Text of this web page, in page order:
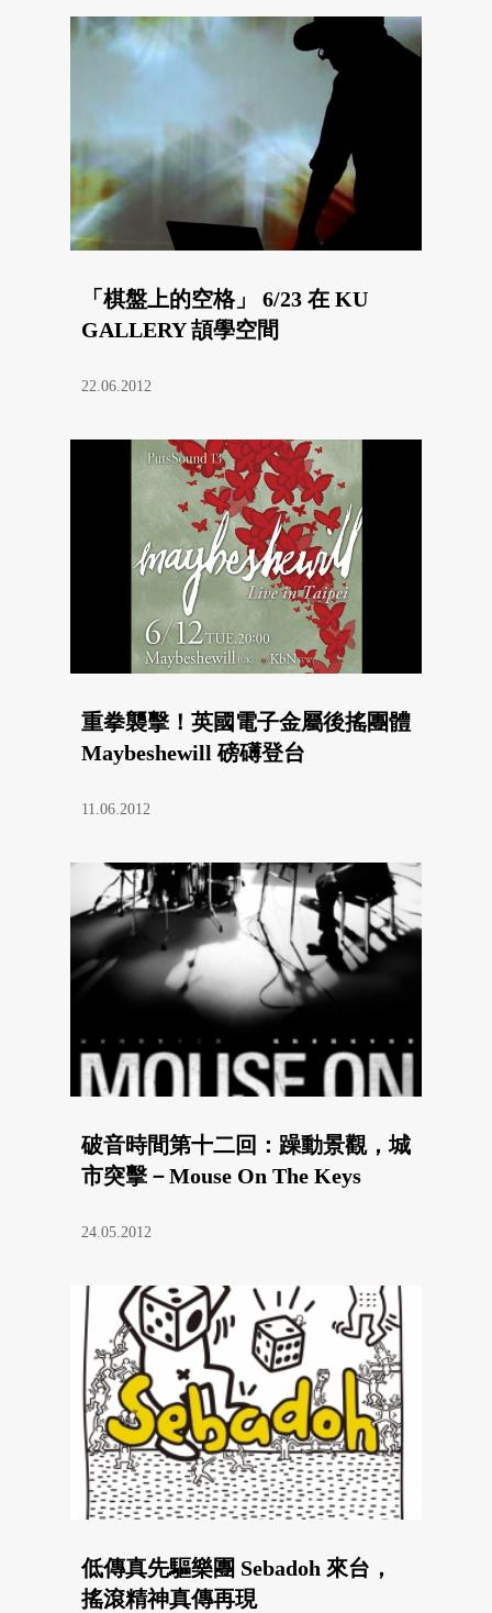
「棋盤上的空格」 6/23 在 KU
GALLERY 頡學空間
22.06.2012
重拳襲擊！英國電子金屬後搖團體
Maybeshewill 磅礡登台
11.06.2012
破音時間第十二回：躁動景觀，城
市突擊－Mouse On The Keys
24.05.2012
低傳真先驅樂團 Sebadoh 來台，
搖滾精神真傳再現